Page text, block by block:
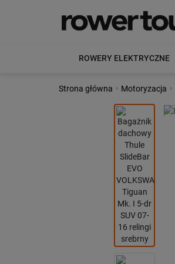
ROWERY ELEKTRYCZNE
Strona główna › Motoryzacja ›